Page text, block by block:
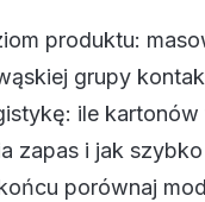
produktu:
grupy
ile
zapas i jak
porównaj